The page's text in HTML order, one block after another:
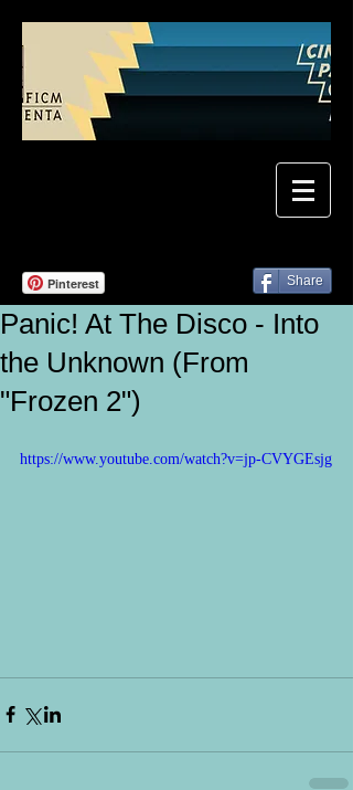
Pinterest Share
Panic! At The Disco - Into
the Unknown (From
"Frozen 2")
https://www.youtube.com/watch?v=jp-CVYGEsjg